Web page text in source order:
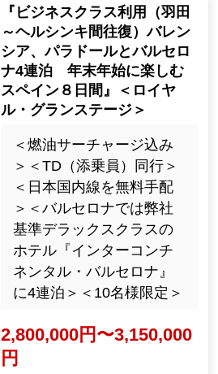
『ビジネスクラス利用（羽田
～ヘルシンキ間往復）バレン
シア、パラドールとバルセロ
ナ4連泊 年末年始に楽しむ
スペイン８日間』＜ロイヤ
ル・グランステージ＞
＜燃油サーチャージ込み
＞＜TD（添乗員）同行＞
＜日本国内線を無料手配
＞＜バルセロナでは弊社
基準デラックスクラスの
ホテル『インターコンチ
ネンタル・バルセロナ』
に4連泊＞＜10名様限定＞
2,800,000円〜3,150,000
円